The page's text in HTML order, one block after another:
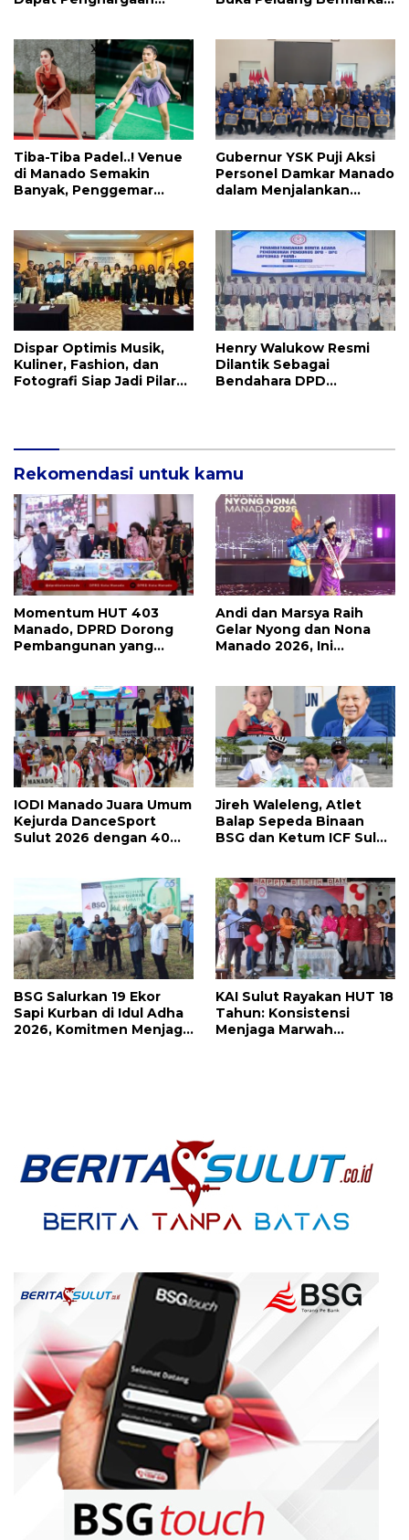
Tiba-Tiba Padel..! Venue
di Manado Semakin
Banyak, Penggemar
Gubernur YSK Puji Aksi
Personel Damkar Manado
dalam Menjalankan
Dispar Optimis Musik,
Kuliner, Fashion, dan
Fotografi Siap Jadi Pilar
Henry Walukow Resmi
Dilantik Sebagai
Bendahara DPD
Rekomendasi untuk kamu
Momentum HUT 403
Manado, DPRD Dorong
Pembangunan yang
Andi dan Marsya Raih
Gelar Nyong dan Nona
Manado 2026, Ini
IODI Manado Juara Umum
Kejurda DanceSport
Sulut 2026 dengan 40
Jireh Waleleng, Atlet
Balap Sepeda Binaan
BSG dan Ketum ICF Sulut
BSG Salurkan 19 Ekor
Sapi Kurban di Idul Adha
2026, Komitmen Menjaga
KAI Sulut Rayakan HUT 18
Tahun: Konsistensi
Menjaga Marwah